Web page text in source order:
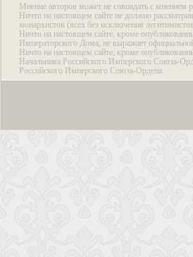
Мнение авторов может не совпадать с мнением
Ничто на настоящем сайте не должно
монархистов (всех без исключения
Ничто на настоящем сайте, кроме
Императорского Дома, не выражает
Ничто на настоящем сайте, кроме
Начальника Российского Имперского Союза-
Российского Имперского Союза-Ордена.